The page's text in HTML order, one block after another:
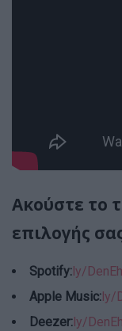
Ακούστε το
επιλογής
Spotify:ly/
Apple Music:ly/
Deezer:ly/